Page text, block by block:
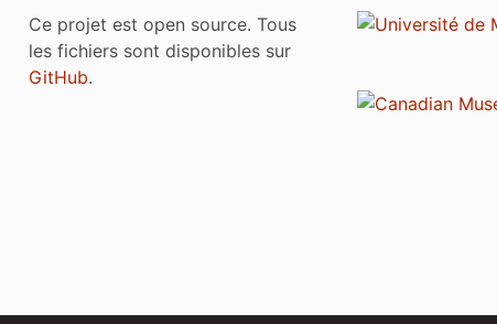
Ce projet est open source. Tous
les fichiers sont disponibles sur
GitHub.